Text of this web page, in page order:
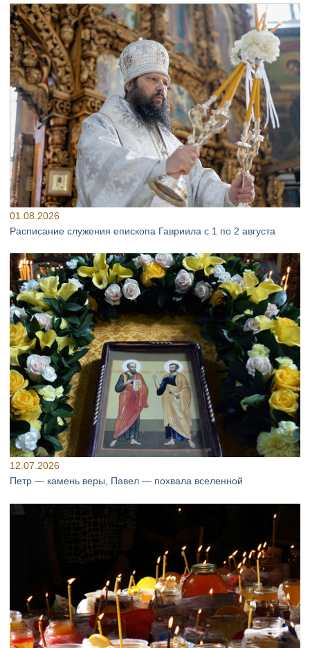
01.08.2026
Расписание служения епископа Гавриила с 1 по 2 августа
12.07.2026
Петр — камень веры, Павел — похвала вселенной